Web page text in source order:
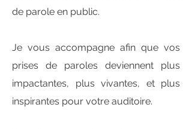
de parole en public.
Je vous accompagne afin que vos
prises de paroles deviennent plus
impactantes, plus vivantes, et plus
inspirantes pour votre auditoire.